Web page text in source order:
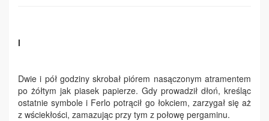
I
Dwie i pół godziny skrobał piórem nasączonym atramentem
po żółtym jak piasek papierze. Gdy prowadził dłoń, kreśląc
ostatnie symbole i Ferlo potrącił go łokciem, zarzygał się aż
z wściekłości, zamazując przy tym z połowę pergaminu.